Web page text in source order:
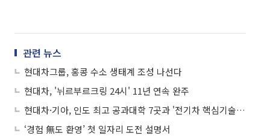
관련 뉴스
현대차그룹, 홍콩 수소 생태계 조성 나선다
현대차, '뉘르부르크링 24시' 11년 연속 완주
현대차·기아, 인도 최고 공과대학 7곳과 '전기차 핵심기술' 개발 나선다
‘경험 無도 환영’ 첫 일자리 도전 설명서